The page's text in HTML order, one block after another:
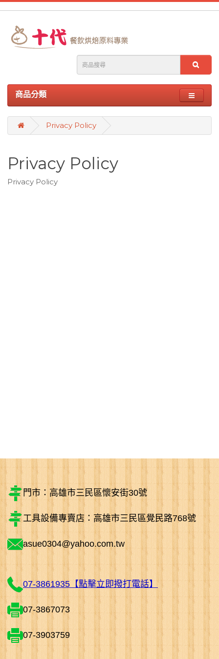
商品分類
Privacy Policy
Privacy Policy
Privacy Policy
門市：高雄市三民區懷安街30號
工具設備專賣店：高雄市三民區覺民路768號
asue0304@yahoo.com.tw
07-3861935【點擊立即撥打電話】
07-3867073
07-3903759